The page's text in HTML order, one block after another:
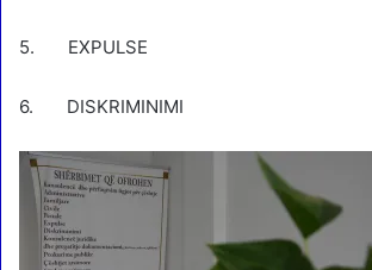
5. EXPULSE
6. DISKRIMINIMI